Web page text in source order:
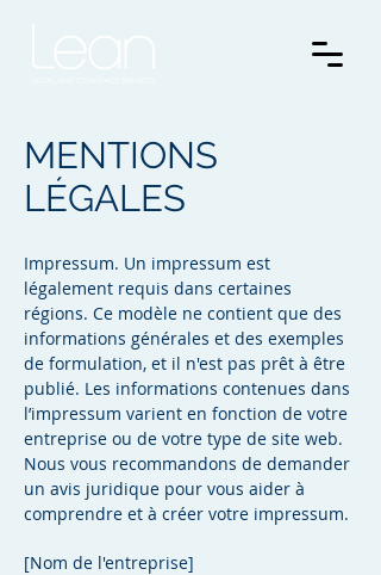
Impressum. Un impressum est
légalement requis dans certaines
régions. Ce modèle ne contient que des
informations générales et des exemples
de formulation, et il n'est pas prêt à être
publié. Les informations contenues dans
l’impressum varient en fonction de votre
entreprise ou de votre type de site web.
Nous vous recommandons de demander
un avis juridique pour vous aider à
comprendre et à créer votre impressum.
[Nom de l'entreprise]
MENTIONS
LÉGALES